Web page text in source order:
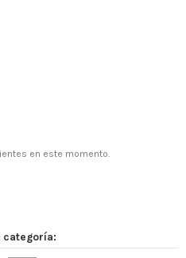
en este momento.
categoría: